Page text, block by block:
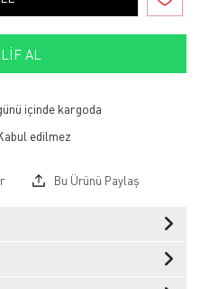
AL
içinde kargoda
Bu Ürünü Paylaş